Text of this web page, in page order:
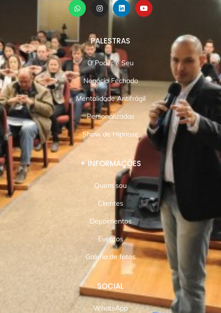
PALESTRAS
O Poder é Seu
Negócio Fechado
Mentalidade Antifrágil
Personalizadas
Show de Hipnose
+ INFORMAÇÕES
Quem sou
Clientes
Depoimentos
Eventos
Galeria de fotos
SOCIAL
WhatsApp